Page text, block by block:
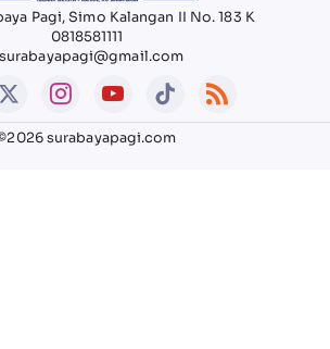
Pagi, Simo Kalangan II No. 183 K
0818581111
surabayapagi.com